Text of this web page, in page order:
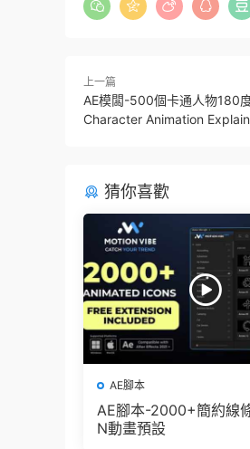
上一篇
AE模闆-500個卡通人物180
Character Animation
猜你喜歡
AE腳本
AE腳本-2000+簡約線
N動畫預設